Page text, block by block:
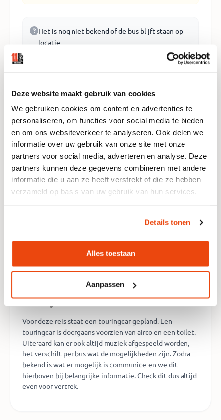
Deze website maakt gebruik van cookies
We gebruiken cookies om content en advertenties te
personaliseren, om functies voor social media te bieden
en om ons websiteverkeer te analyseren. Ook delen we
informatie over uw gebruik van onze site met onze
partners voor social media, adverteren en analyse. Deze
partners kunnen deze gegevens combineren met andere
informatie die u aan ze heeft verstrekt of die ze hebben
verzameld op basis van uw gebruik van hun services.
Details tonen
Alles toestaan
Aanpassen
Het is nog niet bekend of de bus blijft staan op
locatie
Er is een toilet aan boord (geschikt voor beperkt
gebruik)
Eigen muziek afspelen
Het is nog niet bekend welke
muziekmogelijkheden er zijn
Het is nog niet bekend of er drank te koop is in
Dit kan je verwachten
Voor deze reis staat een touringcar gepland. Een
touringcar is doorgaans voorzien van airco en een toilet.
Uiteraard kan er ook altijd muziek afgespeeld worden,
het verschilt per bus wat de mogelijkheden zijn. Zodra
bekend is wat er mogelijk is communiceren we dit
hierboven bij belangrijke informatie. Check dit dus altijd
even voor vertrek.